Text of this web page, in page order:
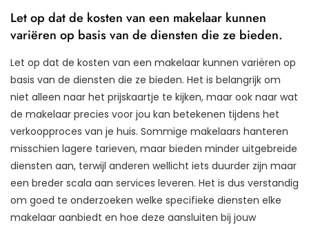
Let op dat de kosten van een makelaar kunnen
variëren op basis van de diensten die ze bieden.
Let op dat de kosten van een makelaar kunnen variëren op
basis van de diensten die ze bieden. Het is belangrijk om
niet alleen naar het prijskaartje te kijken, maar ook naar wat
de makelaar precies voor jou kan betekenen tijdens het
verkoopproces van je huis. Sommige makelaars hanteren
misschien lagere tarieven, maar bieden minder uitgebreide
diensten aan, terwijl anderen wellicht iets duurder zijn maar
een breder scala aan services leveren. Het is dus verstandig
om goed te onderzoeken welke specifieke diensten elke
makelaar aanbiedt en hoe deze aansluiten bij jouw